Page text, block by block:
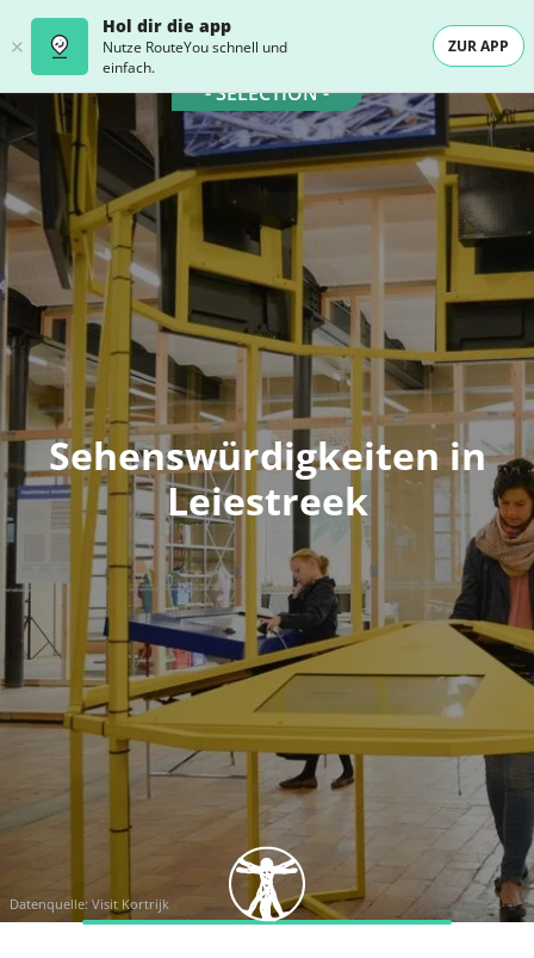
Hol dir die app
Nutze RouteYou schnell und
einfach.
ZUR APP
- SELECTION -
Sehenswürdigkeiten in
Leiestreek
Datenquelle: Visit Kortrijk